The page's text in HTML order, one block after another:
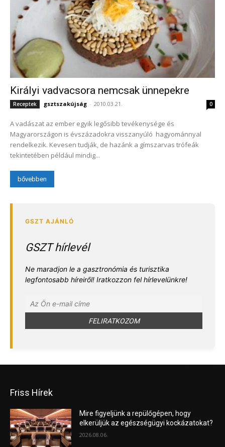
Királyi vadvacsora nemcsak ünnepekre
Receptek gsztszakújság - 2010.03.21. 0
A vadászat az ember egyik legősibb tevékenysége és
Magyarországon is évszázadokra visszanyúló hagyománnyal
rendelkezik. Kevesen tudják, de hazánk a gímszarvas trófeák
tekintetében például mindig...
bővebben
GSZT hírlevél
Ne maradjon le a gasztronómia és turisztika
legfontosabb híreiről! Iratkozzon fel hírlevelünkre!
Friss Hírek
Mire figyeljünk a repülőgépen, hogy
elkerüljük az egészségügyi kockázatokat?
2026.08.06.